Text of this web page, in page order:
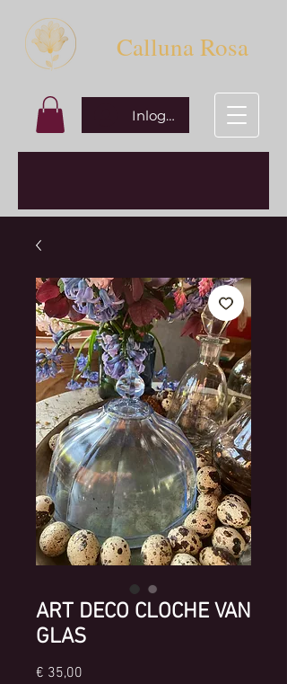
Inloggen
Calluna Rosa
ART DECO CLOCHE VAN
GLAS
€ 35,00